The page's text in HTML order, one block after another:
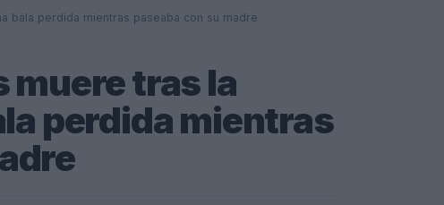
bala perdida mientras paseaba con su madre
muere tras la
perdida mientras